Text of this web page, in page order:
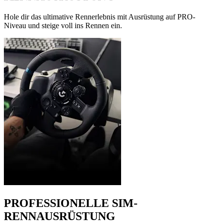
Hole dir das ultimative Rennerlebnis mit Ausrüstung auf PRO-
Niveau und steige voll ins Rennen ein.
PROFESSIONELLE SIM-
RENNAUSRÜSTUNG